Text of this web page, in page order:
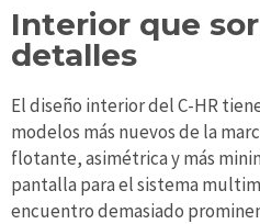
Interior que
detalles
El diseño interior del C-HR
modelos más nuevos de la
flotante, asimétrica y más
pantalla para el sistema
encuentro demasiado